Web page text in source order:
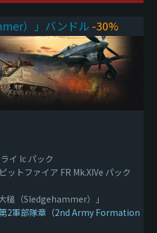
）」バンドル -30%
イ Ic パック
ットファイア FR Mk.XIVe パック
槌（Sledgehammer）」
第2軍部隊章（2nd Army Formation